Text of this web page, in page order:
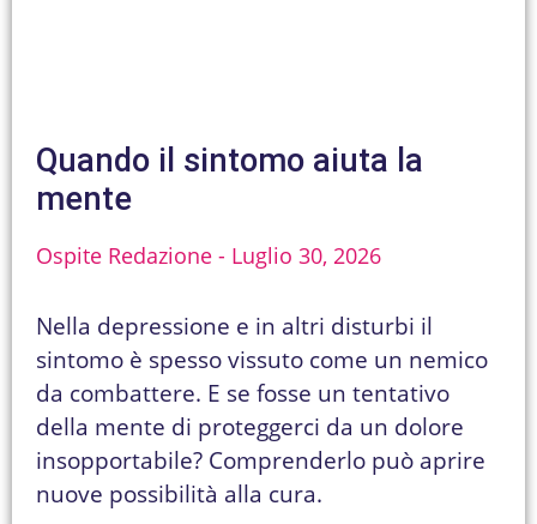
Quando il sintomo aiuta la
mente
Ospite Redazione Luglio 30, 2026
Nella depressione e in altri disturbi il
sintomo è spesso vissuto come un nemico
da combattere. E se fosse un tentativo
della mente di proteggerci da un dolore
insopportabile? Comprenderlo può aprire
nuove possibilità alla cura.